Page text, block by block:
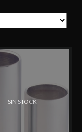
SIN STOCK